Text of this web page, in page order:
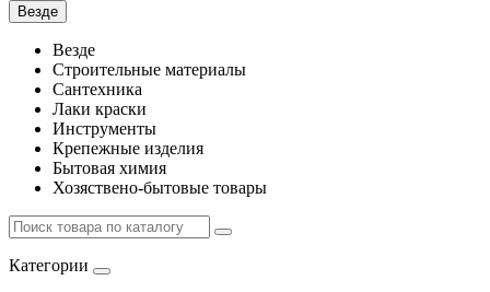
Везде
Везде
Строительные материалы
Сантехника
Лаки краски
Инструменты
Крепежные изделия
Бытовая химия
Хозяствено-бытовые товары
Категории